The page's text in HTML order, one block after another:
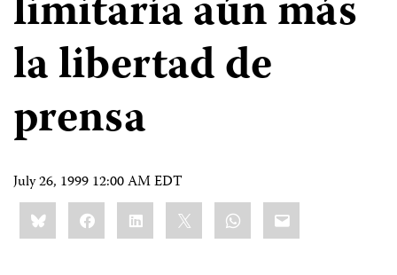
la libertad de
prensa
July 26, 1999 12:00 AM EDT
Share
this:BlueskyFacebookLinkedIn WhatsApp
Email